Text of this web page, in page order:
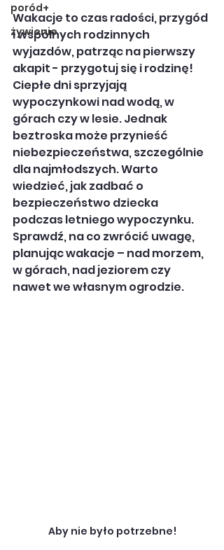
poród+
żywienie
Wakacje to czas radości, przygód
i wspólnych rodzinnych
wyjazdów, patrząc na pierwszy
akapit - przygotuj się i rodzinę!
Ciepłe dni sprzyjają
wypoczynkowi nad wodą, w
górach czy w lesie. Jednak
beztroska może przynieść
niebezpieczeństwa, szczególnie
dla najmłodszych. Warto
wiedzieć, jak zadbać o
bezpieczeństwo dziecka
podczas letniego wypoczynku.
Sprawdź, na co zwrócić uwagę,
planując wakacje – nad morzem,
w górach, nad jeziorem czy
nawet we własnym ogrodzie.
Aby nie było potrzebne!